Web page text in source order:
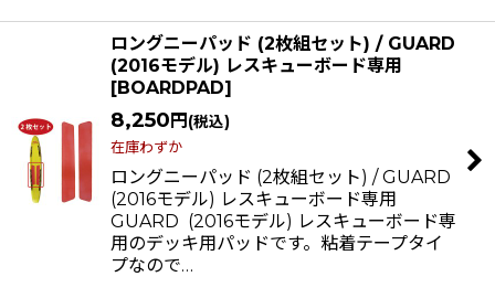
ロングニーパッド (2枚組セット) / GUARD
(2016モデル) レスキューボード専用
[BOARDPAD]
8,250 円 (税込)
在庫わずか
ロングニーパッド (2枚組セット) / GUARD
(2016モデル) レスキューボード専用
GUARD (2016モデル) レスキューボード専
用のデッキ用パッドです。粘着テープタイ
プなので…